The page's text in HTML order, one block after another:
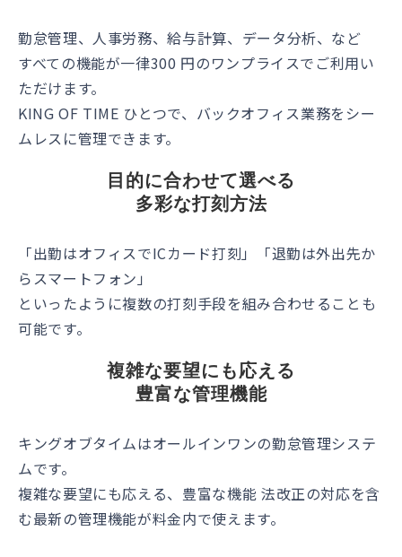
勤怠管理、人事労務、給与計算、データ分析、など
すべての機能が一律300 円のワンプライスでご利用い
ただけます。
KING OF TIME ひとつで、バックオフィス業務をシー
ムレスに管理できます。
目的に合わせて選べる
多彩な打刻方法
「出勤はオフィスでICカード打刻」「退勤は外出先か
らスマートフォン」
といったように複数の打刻手段を組み合わせることも
可能です。
複雑な要望にも応える
豊富な管理機能
キングオブタイムはオールインワンの勤怠管理システ
ムです。
複雑な要望にも応える、豊富な機能 法改正の対応を含
む最新の管理機能が料金内で使えます。